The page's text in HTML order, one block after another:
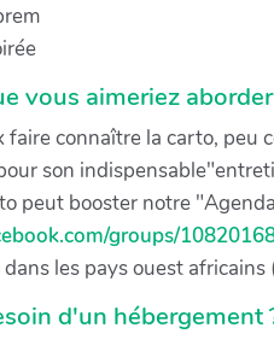
vous aimeriez
faire connaître la carto, peu
son
peut booster notre
groups/
les pays ouest
d'un hébergement